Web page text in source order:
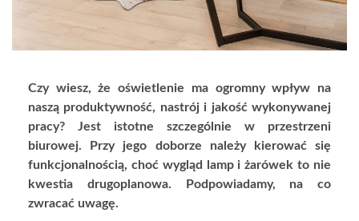
Czy wiesz, że oświetlenie ma ogromny wpływ na
naszą produktywność, nastrój i jakość wykonywanej
pracy? Jest istotne szczególnie w przestrzeni
biurowej. Przy jego doborze należy kierować się
funkcjonalnością, choć wygląd lamp i żarówek to nie
kwestia drugoplanowa. Podpowiadamy, na co
zwracać uwagę.